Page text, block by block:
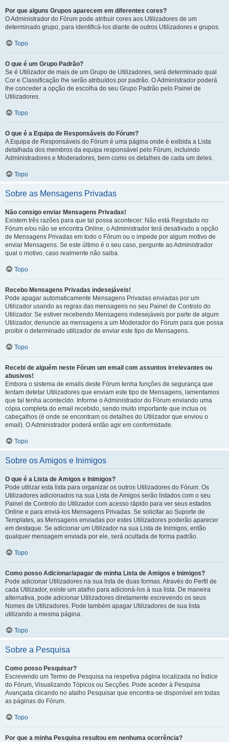
Por que alguns Grupos aparecem em diferentes cores?
O Administrador do Fórum pode atribuir cores aos Utilizadores de um
determinado grupo, para identificá-los diante de outros Utilizadores e grupos.
Topo
O que é um Grupo Padrão?
Se é Utilizador de mais de um Grupo de Utilizadores, será determinado qual
Cor e Classificação lhe serão atribuídos por padrão. O Administrador poderá
lhe conceder a opção de escolha do seu Grupo Padrão pelo Painel de
Utilizadores.
Topo
O que é a Equipa de Responsáveis do Fórum?
A Equipa de Responsáveis do Fórum é uma página onde é exibida a Lista
detalhada dos membros da equipa responsável pelo Fórum, incluindo
Administradores e Moderadores, bem como os detalhes de cada um deles.
Topo
Sobre as Mensagens Privadas
Não consigo enviar Mensagens Privadas!
Existem três razões para que tal possa acontecer: Não está Registado no
Fórum e/ou não se encontra Online, o Administrador terá desativado a opção
de Mensagens Privadas em todo o Fórum ou o impede por algum motivo de
enviar Mensagens. Se este último é o seu caso, pergunte ao Administrador
qual o motivo, caso realmente não saiba.
Topo
Recebo Mensagens Privadas indesejáveis!
Pode apagar automaticamente Mensagens Privadas enviadas por um
Utilizador usando as regras das mensagens no seu Painel de Controlo do
Utilizador. Se estiver recebendo Mensagens indesejáveis por parte de algum
Utilizador, denuncie as mensagens a um Moderador do Fórum para que possa
proibir o determinado utilizador de enviar este tipo de Mensagens.
Topo
Recebi de alguém neste Fórum um email com assuntos irrelevantes ou
abusivos!
Embora o sistema de emails deste Fórum tenha funções de segurança que
tentam detetar Utilizadores que enviam este tipo de Mensagens, lamentamos
que tal tenha acontecido. Informe o Administrador do Fórum enviando uma
cópia completa do email recebido, sendo muito importante que inclua os
cabeçalhos (é onde se encontram os detalhes do Utilizador que enviou o
email). O Administrador poderá então agir em conformidade.
Topo
Sobre os Amigos e Inimigos
O que é a Lista de Amigos e Inimigos?
Pode utilizar esta lista para organizar os outros Utilizadores do Fórum. Os
Utilizadores adicionados na sua Lista de Amigos serão listados com o seu
Painel de Controlo do Utilizador com acesso rápido para ver seus estados
Online e para enviá-los Mensagens Privadas. Se solicitar ao Suporte de
Templates, as Mensagens enviadas por estes Utilizadores poderão aparecer
em destaque. Se adicionar um Utilizador na sua Lista de Inimigos, então
qualquer mensagem enviada por ele, será ocultada de forma padrão.
Topo
Como posso Adicionar/apagar de minha Lista de Amigos e Inimigos?
Pode adicionar Utilizadores na sua lista de duas formas. Através do Perfil de
cada Utilizador, existe um atalho para adicioná-los à sua lista. De maneira
alternativa, pode adicionar Utilizadores diretamente escrevendo os seus
Nomes de Utilizadores. Pode também apagar Utilizadores de sua lista
utilizando a mesma página.
Topo
Sobre a Pesquisa
Como posso Pesquisar?
Escrevendo um Termo de Pesquisa na respetiva página localizada no Índice
do Fórum, Visualizando Tópicos ou Secções. Pode aceder à Pesquisa
Avançada clicando no atalho Pesquisar que encontra-se disponível em todas
as páginas do Fórum.
Topo
Por que a minha Pesquisa resultou em nenhuma ocorrência?